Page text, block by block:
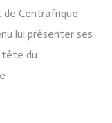
de Centrafrique
lui présenter ses
tête du